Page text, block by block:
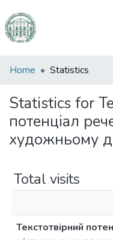
Communities
Collections
All of DSpace
Home Statistics
Statistics for
потенціал
художньому
Total visits
Текстотвірний